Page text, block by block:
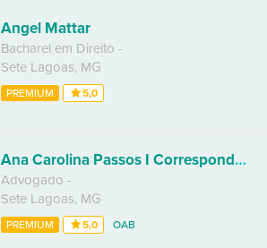
Angel Mattar
Bacharel em Direito -
Sete Lagoas, MG
PREMIUM 5,0
Ana Carolina Passos I Correspondente
Advogado -
Sete Lagoas, MG
PREMIUM 5,0 OAB